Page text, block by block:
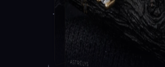
STÉLIA
ASTRÉLYS